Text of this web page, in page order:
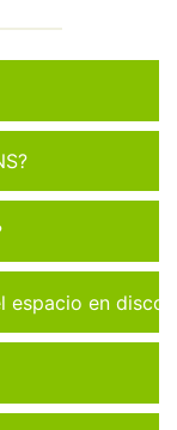
espacio en disco